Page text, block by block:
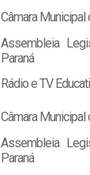
Câmara Municipal
Assembleia
Paraná
Rádio e TV
Câmara Municipal
Assembleia
Paraná